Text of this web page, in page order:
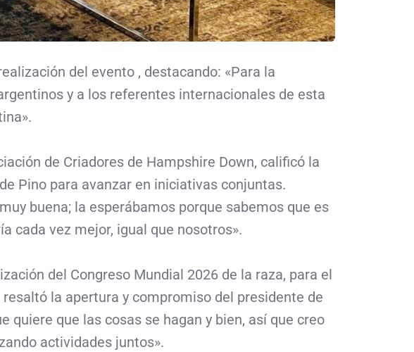
del evento , destacando: «Para la
y a los referentes internacionales de esta
de Criadores de Hampshire Down, calificó la
Pino para avanzar en iniciativas conjuntas.
buena; la esperábamos porque sabemos que es
cada vez mejor, igual que nosotros».
del Congreso Mundial 2026 de la raza, para el
la apertura y compromiso del presidente de
quiere que las cosas se hagan y bien, así que creo
actividades juntos».